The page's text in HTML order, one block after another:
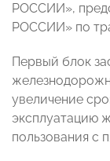
РОССИИ»,
РОССИИ» по
Первый блок
увеличение
эксплуатацию
пользования с